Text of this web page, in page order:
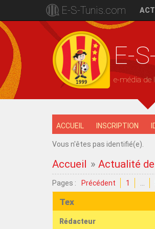
E-S-Tunis.com
E-
e-média de
ACCUEIL INSCRIPTION
Vous n'êtes pas identifié(e).
Accueil »Actualité
Pages : Précédent 1
Tex
Rédacteur